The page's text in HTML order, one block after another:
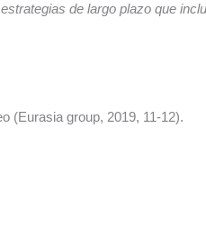
de largo plazo que
(Eurasia group, 2019, 11-12).